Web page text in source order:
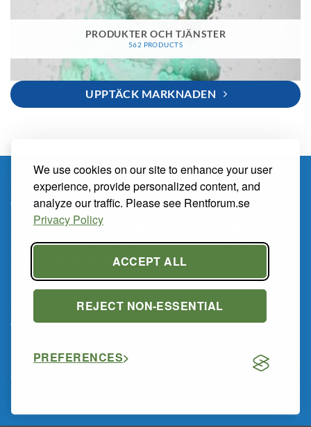
We use cookies on our site to enhance your user
experience, provide personalized content, and
analyze our traffic. Please see Rentforum.se
Privacy Policy
ACCEPT ALL
REJECT NON-ESSENTIAL
PREFERENCES
PRODUKTER OCH TJÄNSTER
562 PRODUCTS
UPPTÄCK MARKNADEN
RENTFORUM.SE
Rentforum.se startade i augusti 2003 och är idag den
marknadsledande internetportalen i Norden inom renhet,
hygien och renrumsteknik.
Om Oss